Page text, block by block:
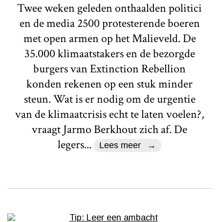
Twee weken geleden onthaalden politici
en de media 2500 protesterende boeren
met open armen op het Malieveld. De
35.000 klimaatstakers en de bezorgde
burgers van Extinction Rebellion
konden rekenen op een stuk minder
steun. Wat is er nodig om de urgentie
van de klimaatcrisis echt te laten voelen?,
vraagt Jarmo Berkhout zich af. De
legers...
Lees meer